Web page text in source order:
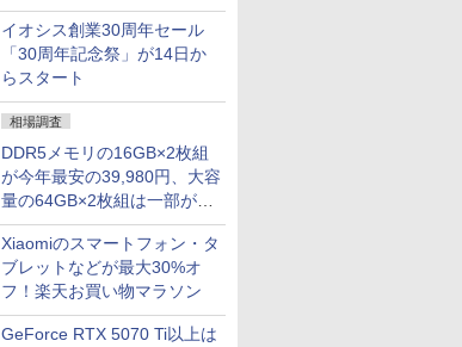
落し「Ryzen 7 7800X3D」
との価格逆転解消 [8月前半の
CPU価格]
イオシス創業30周年セール
「30周年記念祭」が14日か
らスタート
相場調査
DDR5メモリの16GB×2枚組
が今年最安の39,980円、大容
量の64GB×2枚組は一部が続
騰 [8月前半のメモリ価格]
Xiaomiのスマートフォン・タ
ブレットなどが最大30%オ
フ！楽天お買い物マラソン
GeForce RTX 5070 Ti以上は